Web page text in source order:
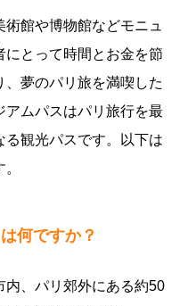
館や博物館などモニュ
にとって時間とお金を節
夢のパリ旅を満喫した
アムパスはパリ旅行を最
る観光パスです。以下は
何ですか？
内、パリ郊外にある約50